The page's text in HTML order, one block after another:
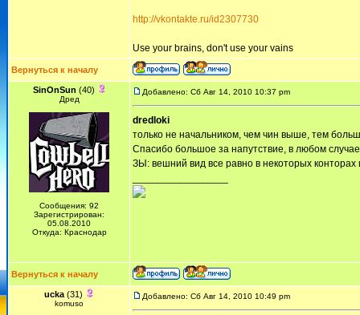
http://vkontakte.ru/id2307730
Use your brains, don't use your vains
Вернуться к началу
SinOnSun (40)
Дред
Сообщения: 92
Зарегистрирован:
05.08.2010
Откуда: Краснодар
Добавлено: Сб Авг 14, 2010 10:37 pm
dredloki
только не начальником, чем чин выше, тем
Спасибо большое за напутствие, в любом
ЗЫ: вешний вид все равно в некоторых
Вернуться к началу
ucka (31)
komuso
Добавлено: Сб Авг 14, 2010 10:49 pm